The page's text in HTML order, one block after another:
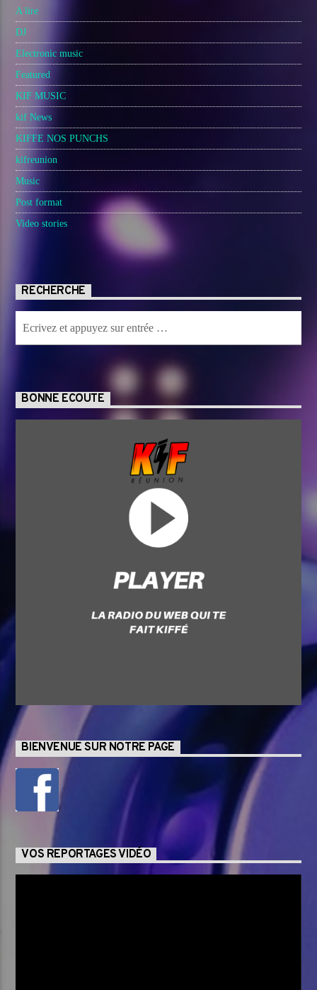
A lire
DJ
Electronic music
Featured
KIF MUSIC
kif News
KIFFE NOS PUNCHS
kifreunion
Music
Post format
Video stories
RECHERCHE
BONNE ECOUTE
BIENVENUE SUR NOTRE PAGE
VOS REPORTAGES VIDÉO